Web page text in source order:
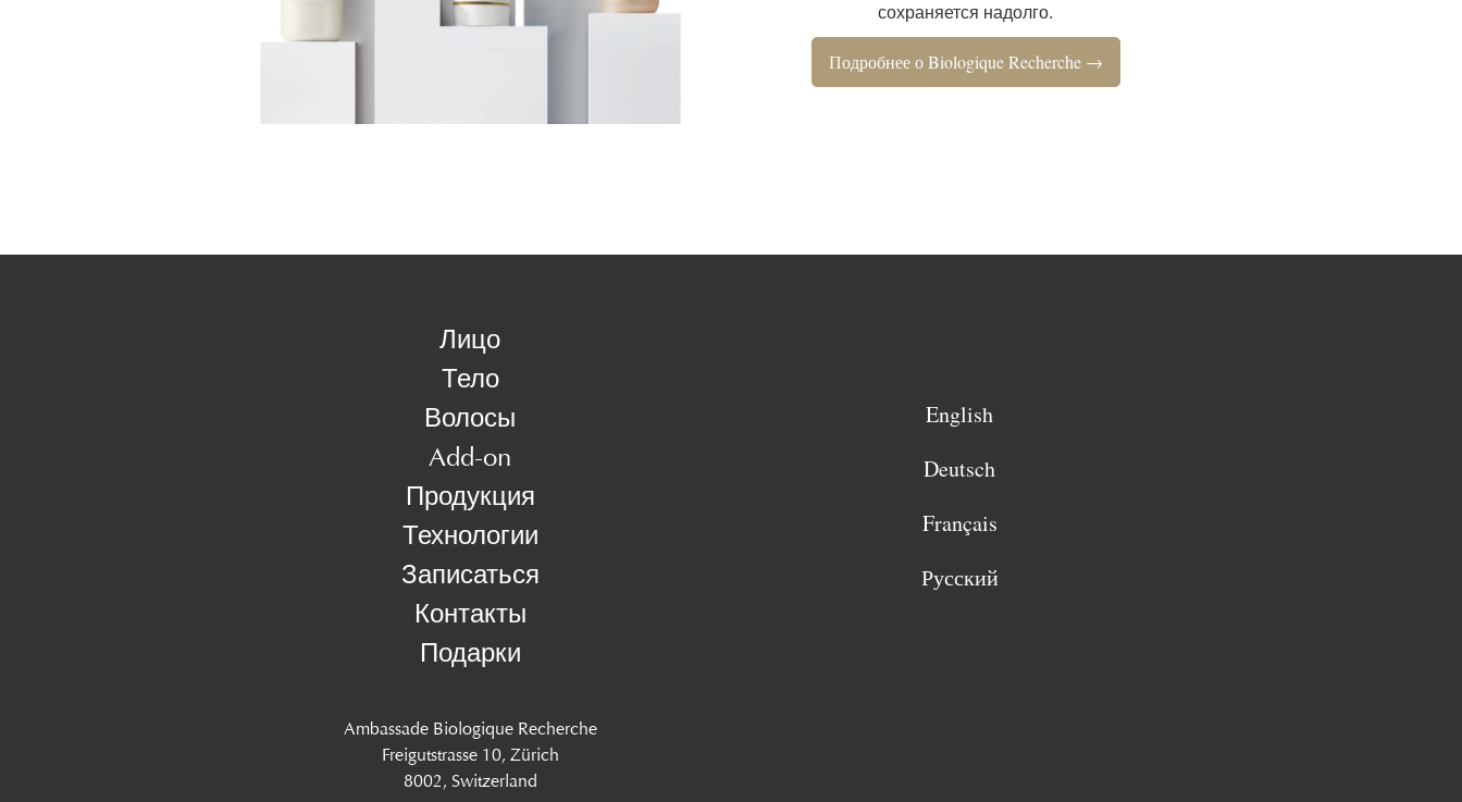
сохраняется надолго.
Подробнее о Biologique Recherche →
Лицо
Тело
Волосы
Add-on
Продукция
Технологии
Записаться
Контакты
Подарки
English
Deutsch
Français
Русский
Ambassade Biologique Recherche
Freigutstrasse 10, Zürich
8002, Switzerland